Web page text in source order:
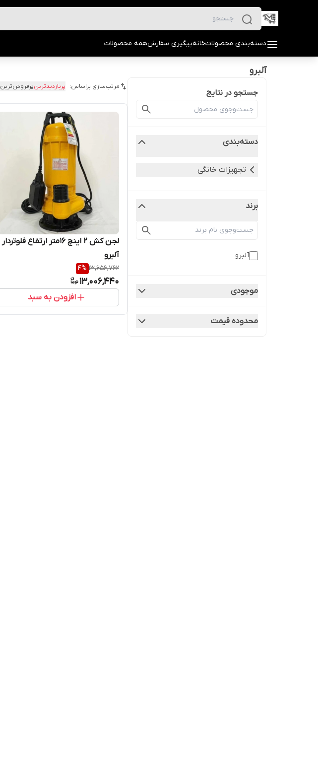
دسته‌بندی محصولاتخانهپیگیری سفارشهمه محصولات
آلبرو
جستجو در نتایج
دسته‌بندی
تجهیزات خانگی
برند
آلبرو
موجودی
محدوده قیمت
مرتب‌سازی براساس: پربازدیدترینپرفروش‌ترین
لجن کش 2 اینچ 16متر ارتفاع فلوتردار
آلبرو
13,656,762
4%
13,006,440
افزودن به سبد